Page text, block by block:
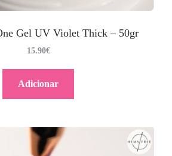
Gel UV Violet Thick – 50gr
15.90€
Adicionar